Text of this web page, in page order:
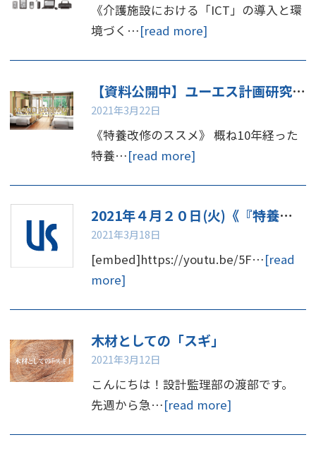
《介護施設における「ICT」の導入と環
境づく…[read more]
【資料公開中】ユーエス計画研究所が考える「特養改修のススメ」
2021年3月22日
《特養改修のススメ》 概ね10年経った
特養…[read more]
2021年４月２０日(火)《『特養改修セミナー』》
2021年3月18日
[embed]https://youtu.be/5F…[read
more]
木材としての「スギ」
2021年3月12日
こんにちは！設計監理部の渡部です。
先週から急…[read more]